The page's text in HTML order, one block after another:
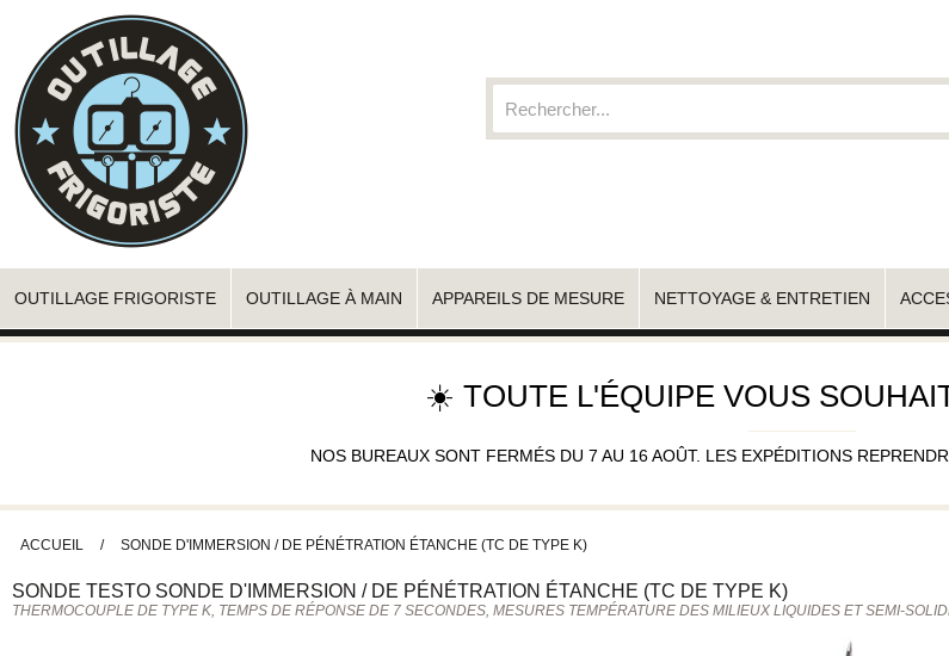
OUTILLAGE FRIGORISTE OUTILLAGE À MAIN APPAREILS DE MESURE NETTOYAGE & ENTRETIEN
☀️ TOUTE L'ÉQUIPE VOUS
NOS BUREAUX SONT FERMÉS DU 7 AU 16 AOÛT. LES EXPÉDITIONS
ACCUEIL / SONDE D'IMMERSION / DE PÉNÉTRATION ÉTANCHE (TC DE TYPE K)
SONDE TESTO SONDE D'IMMERSION / DE PÉNÉTRATION ÉTANCHE (TC DE TYPE K)
THERMOCOUPLE DE TYPE K, TEMPS DE RÉPONSE DE 7 SECONDES, MESURES TEMPÉRATURE DES MILIEUX LIQUIDES ET SEMI-